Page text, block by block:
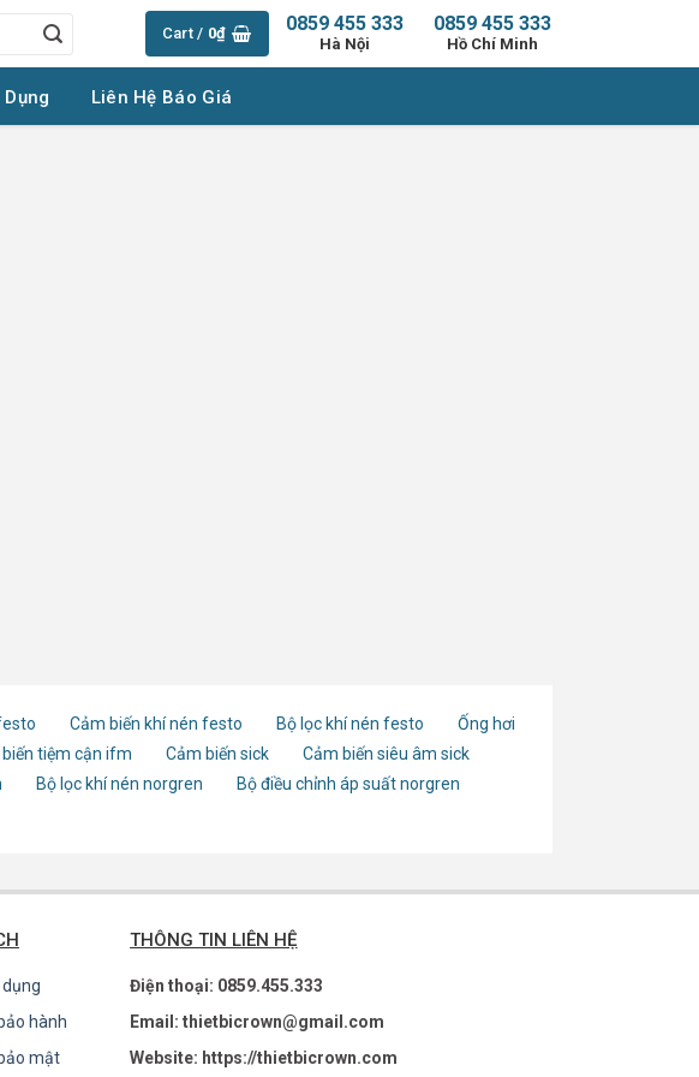
Cart / 0₫ 0859 455 333
Hồ Chí Minh
0859 455 333
Hà Nội
Dụng Liên Hệ Báo Giá
Cảm biến khí nén festo Bộ lọc khí nén festo
Ống hơi
tiệm cận ifm Cảm biến sick
Cảm biến siêu âm sick
Bộ lọc khí nén norgren
Bộ điều chỉnh áp suất norgren
hành
mật
THÔNG TIN LIÊN HỆ
Điện thoại: 0859.455.333
Email: thietbicrown@gmail.com
Website: https://thietbicrown.com